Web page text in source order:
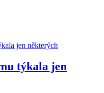
týkala jen